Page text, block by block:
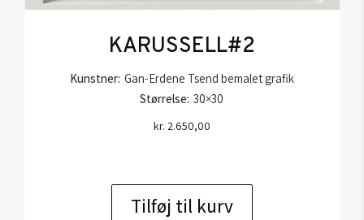
KARUSSELL#2
Kunstner: Gan-Erdene Tsend bemalet grafik
Størrelse: 30×30
kr. 2.650,00
Tilføj til kurv